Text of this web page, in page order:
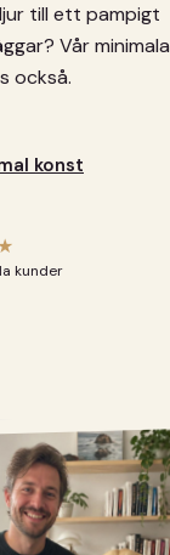
till ett pampigt
Vår minimala
också.
konst
kunder